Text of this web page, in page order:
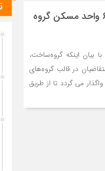
اجرای موفق ساخت مسکن به روش گروهی در گلستان، ۶۳۶ واحد مسکن گروه
بیان اینکه گروه‌ساخت،
در قالب گروه‌های
واگذار می گردد تا از طریق